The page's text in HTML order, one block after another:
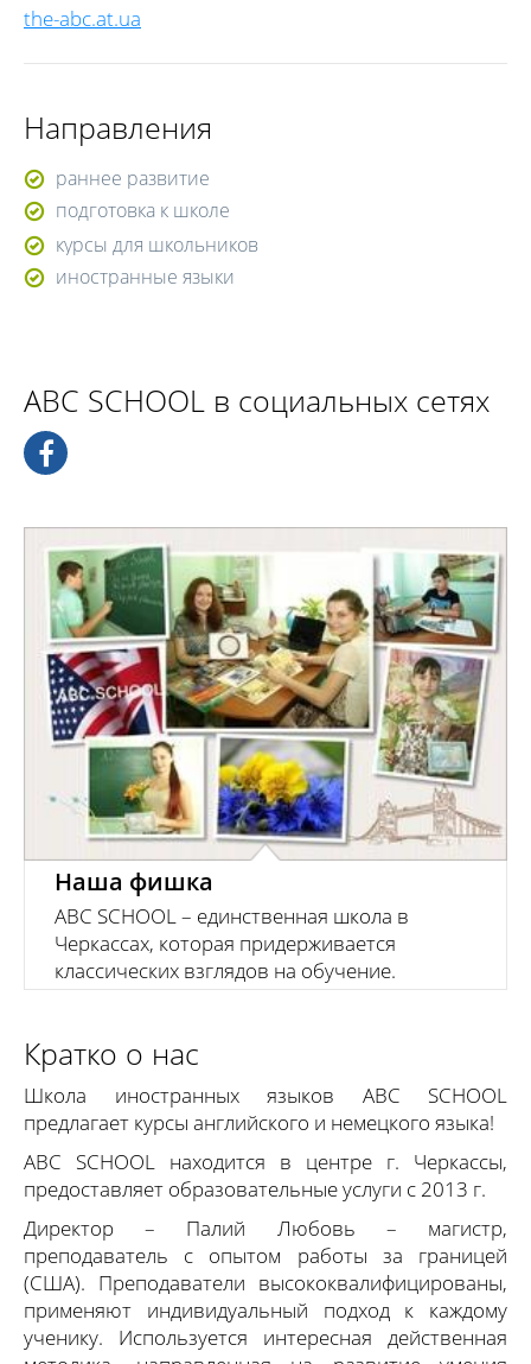
the-abc.at.ua
Направления
раннее развитие
подготовка к школе
курсы для школьников
иностранные языки
ABC SCHOOL в социальных сетях
Мы даем фундаментальные глубокие знания, ведь
отобрали лучшее из собственного опыта, из
блестящих достижений выдающихся
преподавателей и из историй успеха наших
учеников, чтобы Вы овладели тонкостями
иностранного языка раз и на всю жизнь!
Наша фишка
ABC SCHOOL – единственная школа в
Черкассах, которая придерживается
классических взглядов на обучение.
Кратко о нас
Школа иностранных языков ABC SCHOOL
предлагает курсы английского и немецкого языка!
ABC SCHOOL находится в центре г. Черкассы,
предоставляет образовательные услуги с 2013 г.
Директор – Палий Любовь – магистр,
преподаватель с опытом работы за границей
(США). Преподаватели высококвалифицированы,
применяют индивидуальный подход к каждому
ученику. Используется интересная действенная